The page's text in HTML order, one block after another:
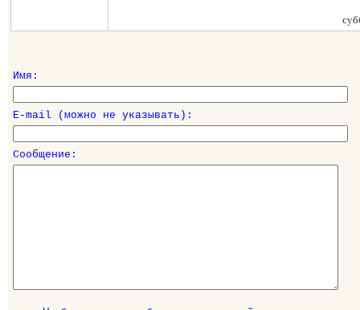
Имя:
E-mail (можно не указывать):
Сообщение: